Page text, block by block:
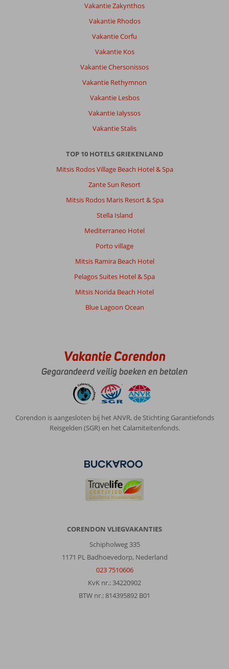
Vakantie Zakynthos
Vakantie Rhodos
Vakantie Corfu
Vakantie Kos
Vakantie Chersonissos
Vakantie Rethymnon
Vakantie Lesbos
Vakantie Ialyssos
Vakantie Stalis
TOP 10 HOTELS GRIEKENLAND
Mitsis Rodos Village Beach Hotel & Spa
Zante Sun Resort
Mitsis Rodos Maris Resort & Spa
Stella Island
Mediterraneo Hotel
Porto village
Mitsis Ramira Beach Hotel
Pelagos Suites Hotel & Spa
Mitsis Norida Beach Hotel
Blue Lagoon Ocean
Vakantie Corendon
Gegarandeerd veilig boeken en betalen
Corendon is aangesloten bij het ANVR, de Stichting Garantiefonds
Reisgelden (SGR) en het Calamiteitenfonds.
CORENDON VLIEGVAKANTIES
Schipholweg 335
1171 PL Badhoevedorp, Nederland
023 7510606
KvK nr.: 34220902
BTW nr.: 814395892 B01